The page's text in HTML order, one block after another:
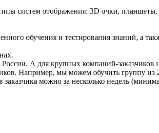
систем отображения: 3D очки,
обучения и тестирования знаний, а
А для крупных компаний-
Например, мы можем обучить группу из
заказчика можно за несколько недель